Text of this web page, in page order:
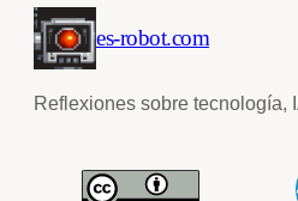
es-robot.com
Reflexiones sobre tecnología,